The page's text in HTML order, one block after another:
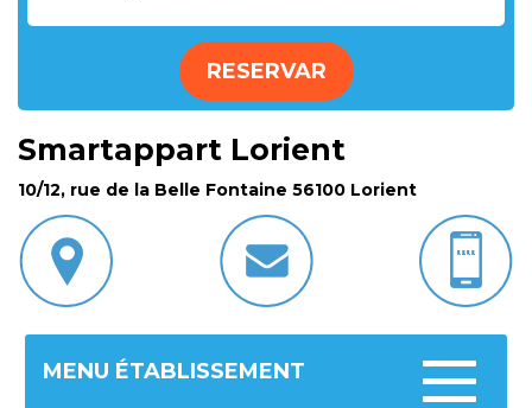
RESERVAR
Smartappart Lorient
10/12, rue de la Belle Fontaine 56100 Lorient
Toggle
MENU ÉTABLISSEMENT